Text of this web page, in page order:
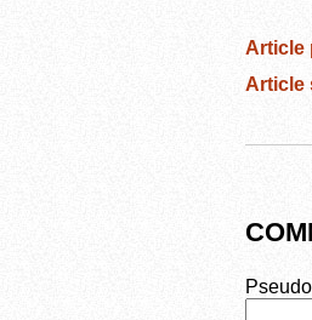
e
b
Article
Article